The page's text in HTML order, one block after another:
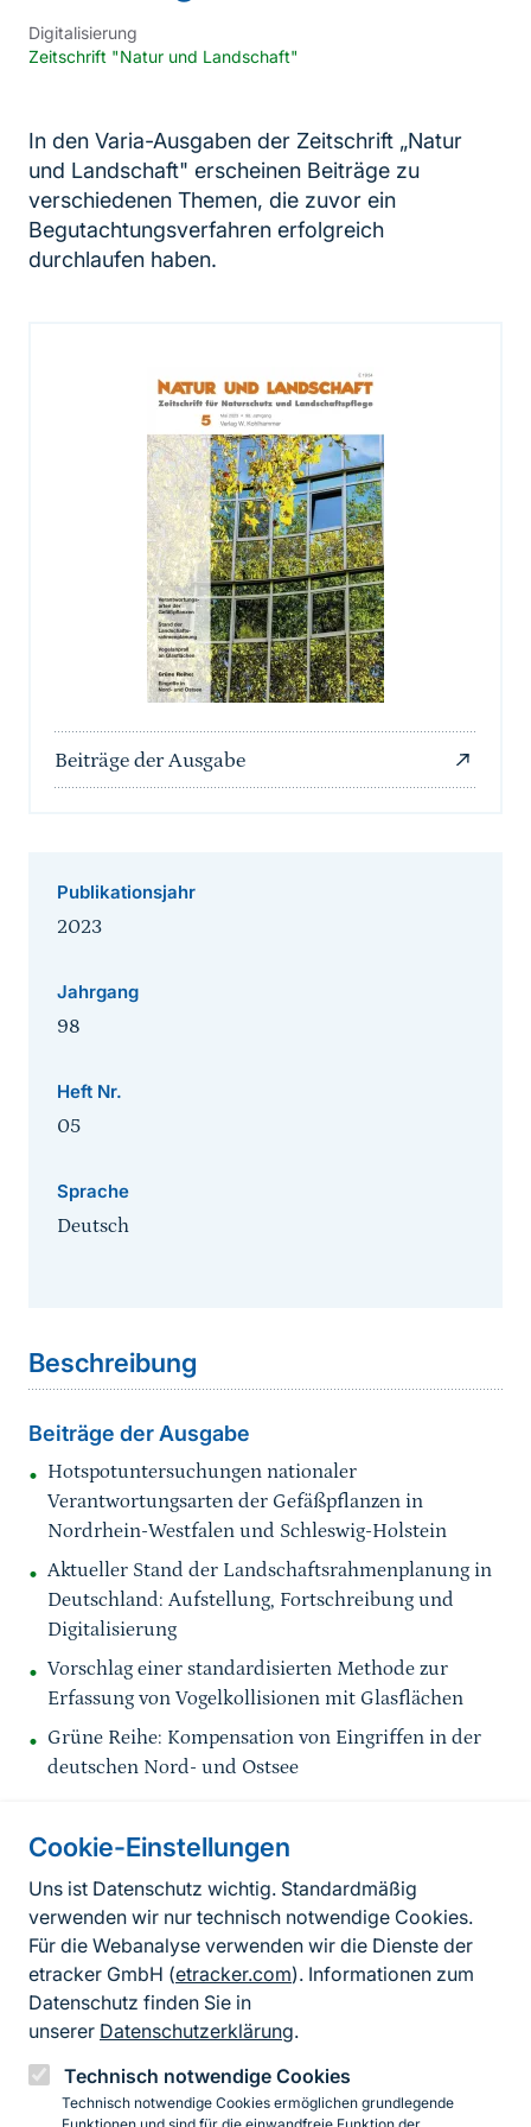
Cookie-Einstellungen
Uns ist Datenschutz wichtig. Standardmäßig
verwenden wir nur technisch notwendige Cookies.
Für die Webanalyse verwenden wir die Dienste der
etracker GmbH (etracker.com). Informationen zum
Datenschutz finden Sie in
unserer Datenschutzerklärung.
Technisch notwendige Cookies
Technisch notwendige Cookies ermöglichen grundlegende
Digitalisierung
Zeitschrift "Natur und Landschaft"
In den Varia-Ausgaben der Zeitschrift „Natur
und Landschaft" erscheinen Beiträge zu
verschiedenen Themen, die zuvor ein
Begutachtungsverfahren erfolgreich
durchlaufen haben.
Beiträge der Ausgabe
Publikationsjahr
2023
Jahrgang
98
Heft Nr.
05
Sprache
Deutsch
Beschreibung
Beiträge der Ausgabe
Hotspotuntersuchungen nationaler
Verantwortungsarten der Gefäßpflanzen in
Nordrhein-Westfalen und Schleswig-Holstein
Aktueller Stand der Landschaftsrahmenplanung in
Deutschland: Aufstellung, Fortschreibung und
Digitalisierung
Vorschlag einer standardisierten Methode zur
Erfassung von Vogelkollisionen mit Glasflächen
Grüne Reihe: Kompensation von Eingriffen in der
deutschen Nord- und Ostsee
Informationen zur Seite
FußzeileKontakt zum BfN
Kontaktformular
Erklärung zur Barrierefreiheit
Impressum
Datenschutz